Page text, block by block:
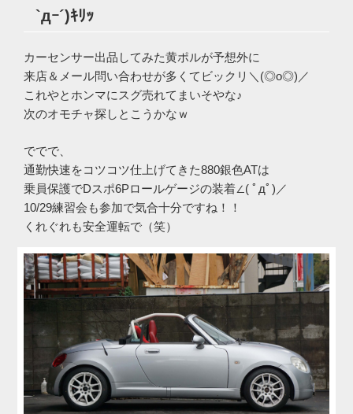
`дｰ´)ｷﾘｯ
カーセンサー出品してみた黄ポルが予想外に
来店＆メール問い合わせが多くてビックリ＼(◎o◎)／
これやとホンマにスグ売れてまいそやな♪
次のオモチャ探しとこうかなｗ
ででで、
通勤快速をコツコツ仕上げてきた880銀色ATは
乗員保護でDスポ6Pロールゲージの装着∠( ﾟдﾟ)／
10/29練習会も参加で気合十分ですね！！
くれぐれも安全運転で（笑）